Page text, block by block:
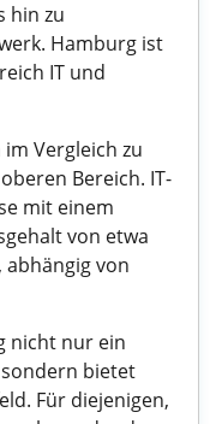
hin zu
Hamburg ist
IT und
Vergleich zu
Bereich. IT-
mit einem
von etwa
abhängig von
nicht nur ein
bietet
Für diejenigen,